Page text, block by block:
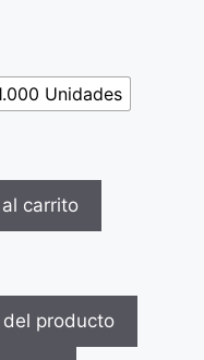
Unidades
carrito
producto